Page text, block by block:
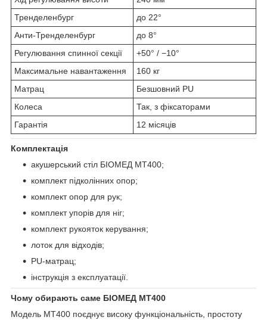
Тренделенбург
до 22°
Анти-Тренделенбург
до 8°
Регулювання спинної секції
+50° / −10°
Максимальне навантаження
160 кг
Матрац
Безшовний PU
Колеса
Так, з фіксаторами
Гарантія
12 місяців
Комплектація
акушерський стіл БІОМЕД МТ400;
комплект підколінних опор;
комплект опор для рук;
комплект упорів для ніг;
комплект рукояток керування;
лоток для відходів;
PU-матрац;
інструкція з експлуатації.
Чому обирають саме БІОМЕД МТ400
Модель МТ400 поєднує високу функціональність, простоту